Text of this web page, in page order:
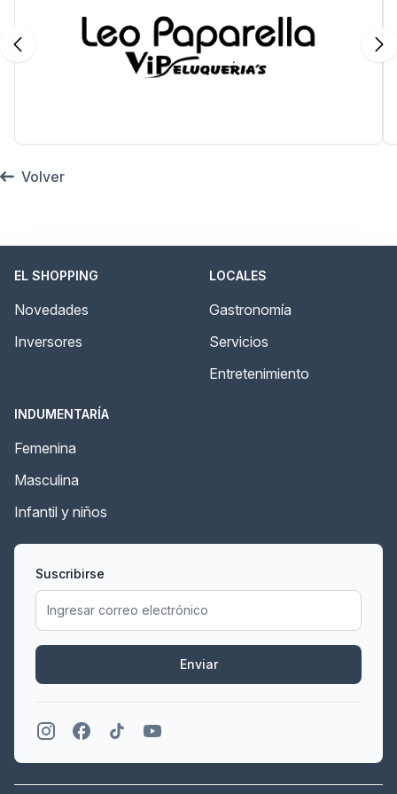
Volver
EL SHOPPING
Novedades
Inversores
LOCALES
Gastronomía
Servicios
Entretenimiento
INDUMENTARÍA
Femenina
Masculina
Infantil y niños
Suscribirse
Enviar